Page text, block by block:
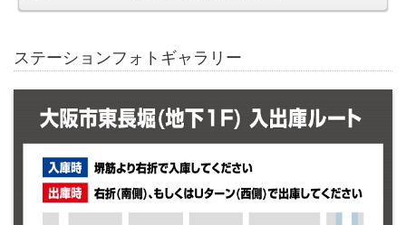
ステーションフォトギャラリー